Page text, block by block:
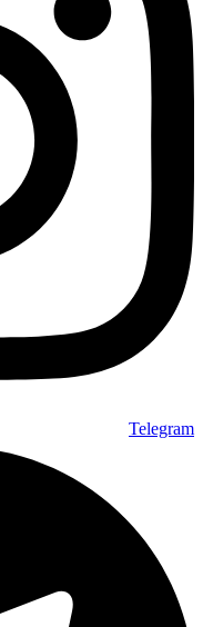
Telegram